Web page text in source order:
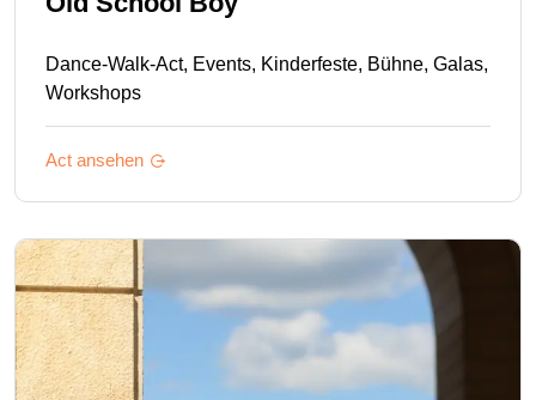
Dance-Walk-Act, Events, Kinderfeste, Bühne, Galas,
Workshops
Act ansehen